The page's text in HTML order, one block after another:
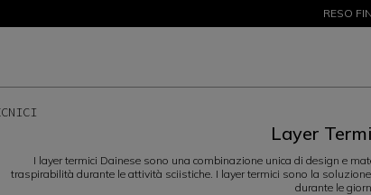
SALDI FINO AL
RESO
Layer
I layer termici Dainese sono una combinazione unica di design e
traspirabilità durante le attività sciistiche. I layer termici sono la
durante le